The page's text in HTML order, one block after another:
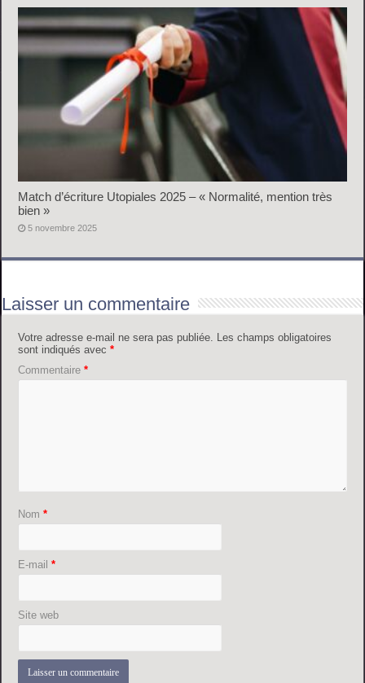
Match d’écriture Utopiales 2025 – « Normalité, mention très
bien »
5 novembre 2025
Laisser un commentaire
Votre adresse e-mail ne sera pas publiée. Les champs obligatoires
sont indiqués avec*
Commentaire*
Nom*
E-mail*
Site web